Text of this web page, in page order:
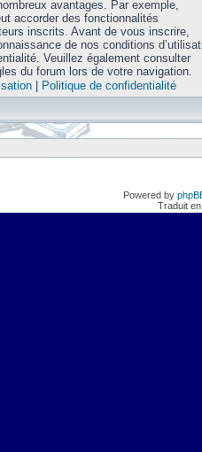
avantages. Par exemple,
accorder des fonctionnalités
inscrits. Avant de vous inscrire,
de nos conditions
Veuillez également consulter
du forum lors de votre navigation.
| Politique de confidentialité
Powered by
Traduit